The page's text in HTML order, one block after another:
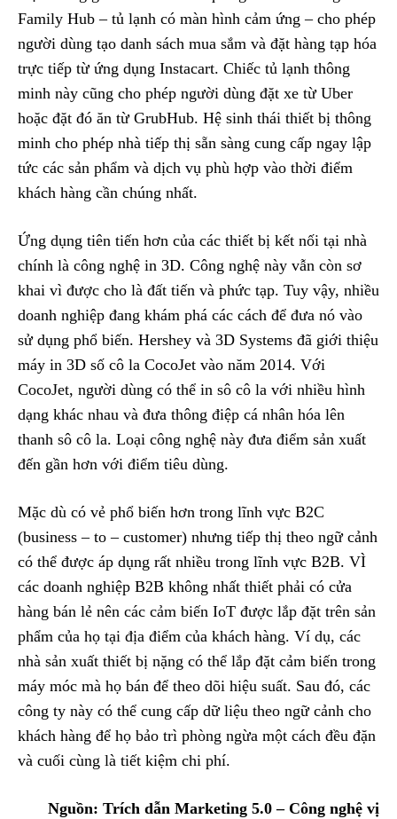
Family Hub – tủ lạnh có màn hình cảm ứng – cho phép
người dùng tạo danh sách mua sắm và đặt hàng tạp hóa
trực tiếp từ ứng dụng Instacart. Chiếc tủ lạnh thông
minh này cũng cho phép người dùng đặt xe từ Uber
hoặc đặt đó ăn từ GrubHub. Hệ sinh thái thiết bị thông
minh cho phép nhà tiếp thị sẵn sàng cung cấp ngay lập
tức các sản phẩm và dịch vụ phù hợp vào thời điểm
khách hàng cần chúng nhất.
Ứng dụng tiên tiến hơn của các thiết bị kết nối tại nhà
chính là công nghệ in 3D. Công nghệ này vẫn còn sơ
khai vì được cho là đất tiến và phức tạp. Tuy vậy, nhiều
doanh nghiệp đang khám phá các cách để đưa nó vào
sử dụng phổ biến. Hershey và 3D Systems đã giới thiệu
máy in 3D số cô la CocoJet vào năm 2014. Với
CocoJet, người dùng có thể in sô cô la với nhiều hình
dạng khác nhau và đưa thông điệp cá nhân hóa lên
thanh sô cô la. Loại công nghệ này đưa điểm sản xuất
đến gần hơn với điểm tiêu dùng.
Mặc dù có vẻ phổ biến hơn trong lĩnh vực B2C
(business – to – customer) nhưng tiếp thị theo ngữ cảnh
có thể được áp dụng rất nhiều trong lĩnh vực B2B. VÌ
các doanh nghiệp B2B không nhất thiết phải có cửa
hàng bán lẻ nên các cảm biến IoT được lắp đặt trên sản
phẩm của họ tại địa điểm của khách hàng. Ví dụ, các
nhà sản xuất thiết bị nặng có thể lắp đặt cảm biến trong
máy móc mà họ bán để theo dõi hiệu suất. Sau đó, các
công ty này có thể cung cấp dữ liệu theo ngữ cảnh cho
khách hàng để họ bảo trì phòng ngừa một cách đều đặn
và cuối cùng là tiết kiệm chi phí.
Nguồn: Trích dẫn Marketing 5.0 – Công nghệ vị